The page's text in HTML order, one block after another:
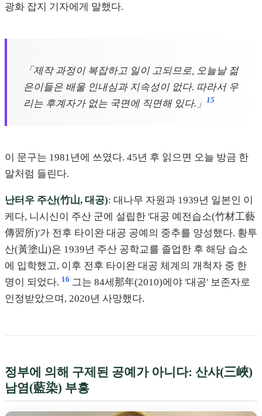
광화 잡지 기자에게 말했다.
「제작 과정이 복잡하고 일이 고되므로, 오늘날 젊
은이들은 배울 인내심과 지속성이 없다. 따라서 우
리는 후계자가 없는 국면에 직면해 있다.」 15
이 문구는 1981년에 쓰였다. 45년 후 읽으면 오늘 방금 한
말처럼 들린다.
난터우 주산(竹山, 대공): 대나무 자원과 1939년 일본인 이
케다, 니시신이 주산 군에 설립한 '대공 예전습소(竹材工藝
傳習所)'가 전후 타이완 대공 공예의 중추를 양성했다. 황투
산(黃塗山)은 1939년 주산 공학교를 졸업한 후 해당 습소
에 입학했고, 이후 전후 타이완 대공 체계의 개척자 중 한
명이 되었다. 16 그는 84세那年(2010)에야 '대공' 보존자로
인정받았으며, 2020년 사망했다.
정부에 의해 구제된 공예가 아니다: 산샤(三峽)
남염(藍染) 부흥